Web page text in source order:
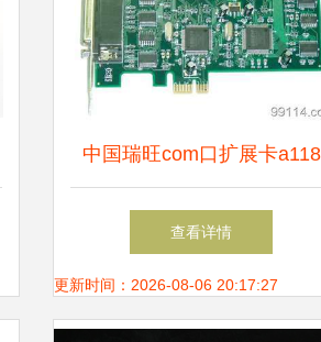
中国瑞旺com口扩展卡a118
生产供应商,供应com口扩展卡
a118 转接卡、转接线 产品
查看详情
更新时间：2026-08-06 20:17:27